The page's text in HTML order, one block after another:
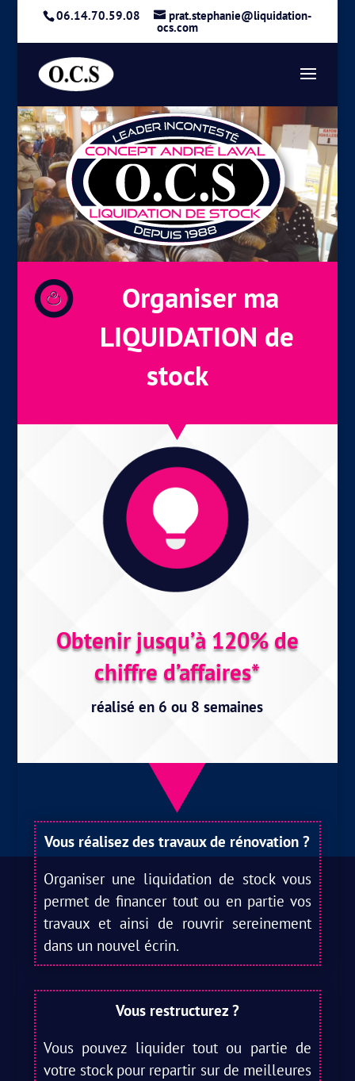
06.14.70.59.08 prat.stephanie@liquidation-
ocs.com
Organiser ma
LIQUIDATION de
stock
Obtenir jusqu’à 120% de
chiffre d’affaires*
réalisé en 6 ou 8 semaines
Vous réalisez des travaux de rénovation ?
Organiser une liquidation de stock vous
permet de financer tout ou en partie vos
travaux et ainsi de rouvrir sereinement
dans un nouvel écrin.
Vous restructurez ?
Vous pouvez liquider tout ou partie de
votre stock pour repartir sur de meilleures